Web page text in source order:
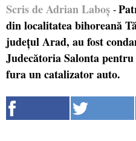
Scris de Adrian Laboș -
din localitatea bihoreană
județul Arad, au fost
Judecătoria Salonta
fura un catalizator auto.